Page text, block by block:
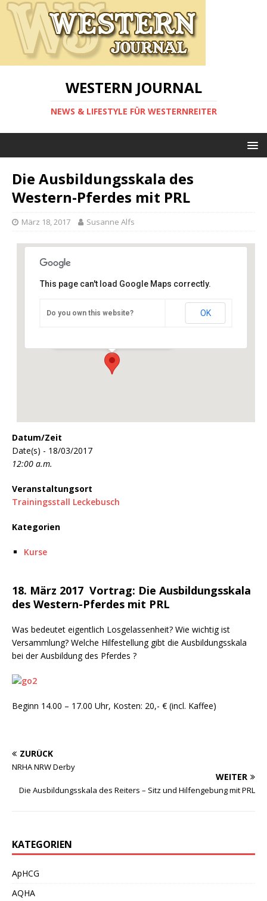
WESTERN JOURNAL
NEWS & LIFESTYLE FÜR WESTERNREITER
Die Ausbildungsskala des
Western-Pferdes mit PRL
März 18, 2017 Susanne Alfs
Trainingsstall Leckebusch
This page can't load Google Maps correctly.
Do you own this website? OK
Datum/Zeit
Date(s) - 18/03/2017
12:00 a.m.
Veranstaltungsort
Trainingsstall Leckebusch
Kategorien
Kurse
18. März 2017 Vortrag: Die Ausbildungsskala
des Western-Pferdes mit PRL
Was bedeutet eigentlich Losgelassenheit? Wie wichtig ist
Versammlung? Welche Hilfestellung gibt die Ausbildungsskala
bei der Ausbildung des Pferdes ?
Beginn 14.00 – 17.00 Uhr, Kosten: 20,- € (incl. Kaffee)
ZURÜCK
NRHA NRW Derby
WEITER
Die Ausbildungsskala des Reiters – Sitz und Hilfengebung mit PRL
KATEGORIEN
ApHCG
AQHA